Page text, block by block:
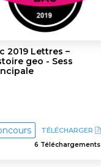
2019 Lettres –
geo - Sess
TÉLÉCHARGER
6 Téléchargements